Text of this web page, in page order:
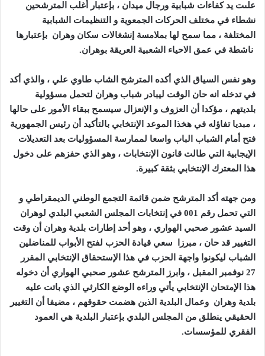
علىت يد كفاءات شبابية ورجال ميدان ، بإعتبار أغلب المترشحين
نشطاء في مختلف الحركات الجمعوية و التنظيمات الشبابية
المختلفة ، مما سمح لها بملامسة إنشغالات سكان وهران بإعتبارها
ناشطة في عمق الاحياء الشعبية العريقة بوهران.
وهو نفس السياق الذي أكده المترشح الشاب طاوي علي ، والذي أكد
في تدخله انه حان الوقت ليبادر شباب وهران لتحمل مسؤولية
بلديتهم ، مؤكدا أن العزوف و الإنعزال سيسمح ببقاء الأمور على حالها
، مبديا تفاؤله في هخذا الموعد الإنتخابي بالتأكيد أن رئيس الجمهورية
فتح أمام الشباب الباب واسعا لممارسة المسؤوليات بعد التعديلات
الإيجابية التي طالت قانون الإنتخابات ، وهو الذي حفزهم على دخول
هذا المعترك الإنتخابي بثقة كبيرة.
ومن جهته أكد المترشح ضمن قائمة التجمع الوطني الديمقراطي و
التي تحمل رقم 001 في إنتخابات المجلس الشعبي البلدي لوهران
السيد عشور صحبي الهواري ، وهو أحد إطارات بلدية وهران أن وقت
التغيير قد حان ، مبرزا سعي قيادة الحزب لفتح الأبواب للمناضلين
الشباب ليكونوا واجهة الحزب في هذا الإستحقاق الإنتخابي المقرر
27 نوفمبر المقبل ، وابرز المترشح عشور صحبي الهواري أن دخوله
هذا الإمتحان الإنتخابي يأتي وراءه الوضع الكارثي الذي باتت عليه
بلدية وهران وعمال البلدية الذين هضمت حقوقهم ، مضيفا أن التغيير
الحقيقي ينطلق من المجلس البلدي بإعتبار البلدية هي العمود
الفقري للمؤسسات.